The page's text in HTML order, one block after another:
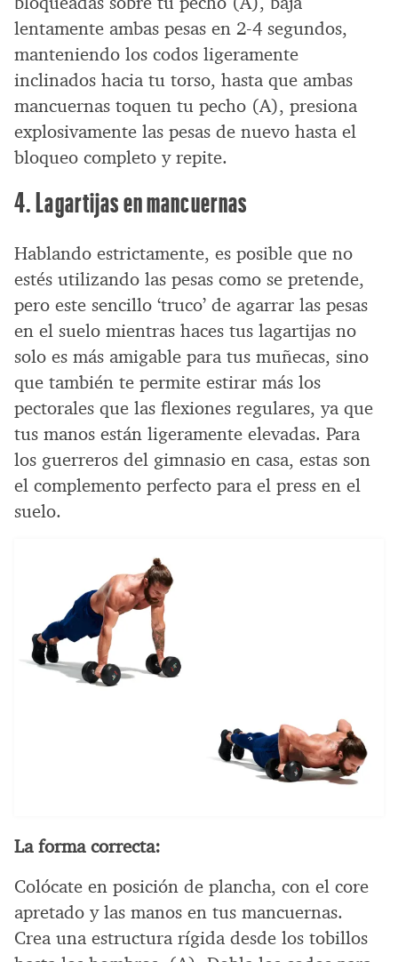
lentamente ambas pesas en 2-4 segundos,
manteniendo los codos ligeramente
inclinados hacia tu torso, hasta que ambas
mancuernas toquen tu pecho (A), presiona
explosivamente las pesas de nuevo hasta el
bloqueo completo y repite.
4. Lagartijas en mancuernas
Hablando estrictamente, es posible que no
estés utilizando las pesas como se pretende,
pero este sencillo ‘truco’ de agarrar las pesas
en el suelo mientras haces tus lagartijas no
solo es más amigable para tus muñecas, sino
que también te permite estirar más los
pectorales que las flexiones regulares, ya que
tus manos están ligeramente elevadas. Para
los guerreros del gimnasio en casa, estas son
el complemento perfecto para el press en el
suelo.
La forma correcta:
Colócate en posición de plancha, con el core
apretado y las manos en tus mancuernas.
Crea una estructura rígida desde los tobillos